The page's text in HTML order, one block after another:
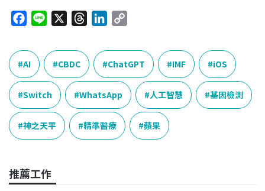
c
e
b
o
o
k
n
e
a
d
s
n
k
e
d
I
n
p
y
L
i
k
AI CBDC ChatGPT IMF iOS
Switch WhatsApp 人工智慧 基因檢測
神之天平 精準醫療 蘋果
推薦工作